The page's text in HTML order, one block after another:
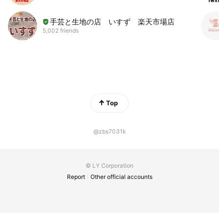
手芸と生地の店 いすず 楽天市場店
5,002 friends
Top
@zbs7031k
© LY Corporation
Report
Other official accounts